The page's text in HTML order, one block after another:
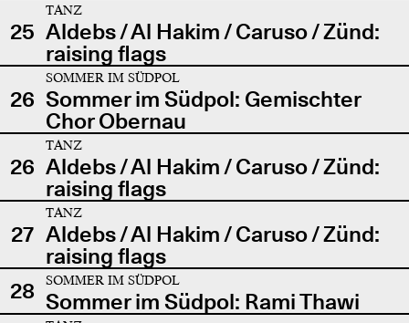
25
TANZ
Aldebs / Al Hakim / Caruso / Zünd:
raising flags
26
SOMMER IM SÜDPOL
Sommer im Südpol: Gemischter
Chor Obernau
26
TANZ
Aldebs / Al Hakim / Caruso / Zünd:
raising flags
27
TANZ
Aldebs / Al Hakim / Caruso / Zünd:
raising flags
28
SOMMER IM SÜDPOL
Sommer im Südpol: Rami Thawi